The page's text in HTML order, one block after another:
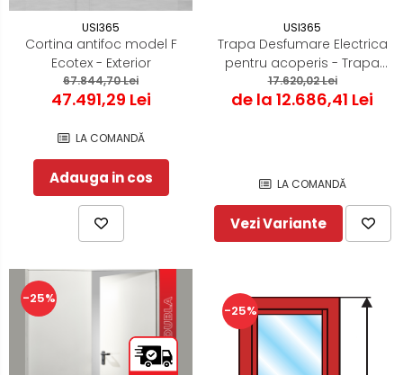
USI365
Cortina antifoc model F
Ecotex - Exterior
67.844,70 Lei
47.491,29 Lei
LA COMANDĂ
Adauga in cos
USI365
Trapa Desfumare Electrica
pentru acoperis - Trapa
de fum
17.620,02 Lei
de la 12.686,41 Lei
LA COMANDĂ
Vezi Variante
-25%
-25%